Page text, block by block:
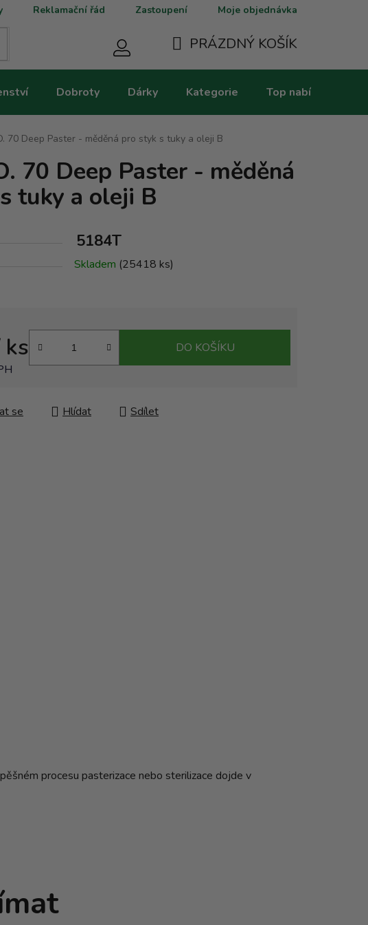
Reklamační řád Zastoupení Moje objednávka
KOŠÍK
PRÁZDNÝ KOŠÍK
Dobroty Dárky Kategorie Top nabídky
70 Deep Paster - měděná pro styk s tuky a oleji B
70 Deep Paster - měděná
tuky a oleji B
5184T
Skladem (25418 ks)
ks DO KOŠÍKU
se Hlídat Sdílet
procesu pasterizace nebo sterilizace dojde v